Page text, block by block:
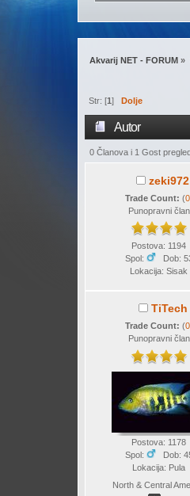
Akvarij NET - FORUM »
Str: [1] Dolje
Autor
0 Članova i 1 Gost
zeki972
Trade Count: (0
Punopravni član
Postova: 1194
Spol:
Dob:
Lokacija: Sisak
TiTech
Trade Count: (0
Punopravni član
Postova: 1178
Spol:
Dob:
Lokacija: Pula
North & Central